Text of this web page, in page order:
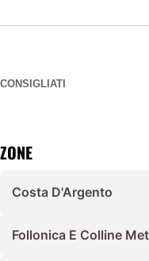
CONSIGLIATI
ZONE
Costa D'Argento
Follonica E Colline